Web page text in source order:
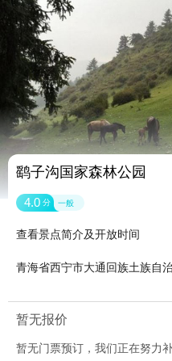
鹞子沟国家森林公园
4.0 分 一般
查看景点简介及开放时间
青海省西宁市大通回族土族自
暂无报价
暂无门票预订，我们正在努力
